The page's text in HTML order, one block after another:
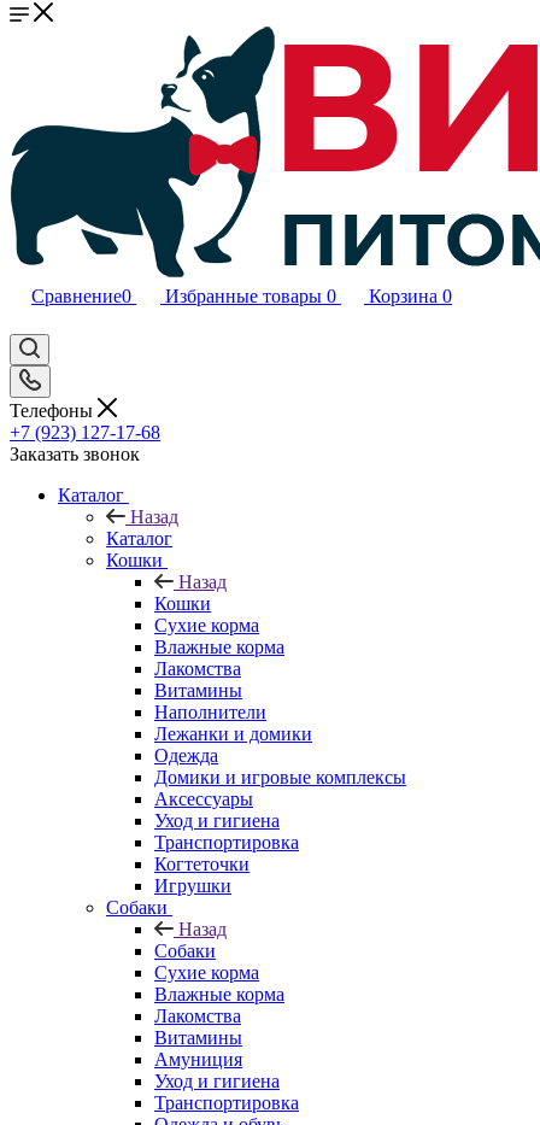
Сравнение0 Избранные товары 0 Корзина 0
Телефоны
+7 (923) 127-17-68
Заказать звонок
Каталог
Назад
Каталог
Кошки
Назад
Кошки
Сухие корма
Влажные корма
Лакомства
Витамины
Наполнители
Лежанки и домики
Одежда
Домики и игровые комплексы
Аксессуары
Уход и гигиена
Транспортировка
Когтеточки
Игрушки
Собаки
Назад
Собаки
Сухие корма
Влажные корма
Лакомства
Витамины
Амуниция
Уход и гигиена
Транспортировка